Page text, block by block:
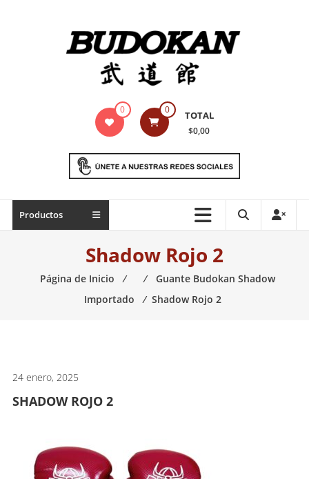
Indumentaria
marciales
Todo
necesario
0 0 TOTAL
$0,00
Productos
Shadow Rojo 2
Página de Inicio ⁄ ⁄
Guante Budokan Shadow
Importado
⁄ Shadow Rojo 2
24 enero, 2025
SHADOW ROJO 2